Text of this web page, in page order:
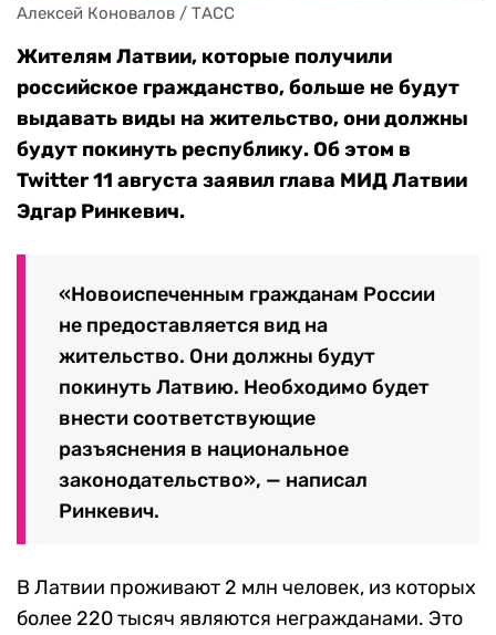
Алексей Коновалов / ТАСС
Жителям Латвии, которые получили
российское гражданство, больше не будут
выдавать виды на жительство, они должны
будут покинуть республику. Об этом в
Twitter 11 августа заявил глава МИД Латвии
Эдгар Ринкевич.
«Новоиспеченным гражданам России
не предоставляется вид на
жительство. Они должны будут
покинуть Латвию. Необходимо будет
внести соответствующие
разъяснения в национальное
законодательство», — написал
Ринкевич.
В Латвии проживают 2 млн человек, из которых
более 220 тысяч являются негражданами. Это